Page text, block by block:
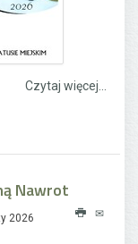
Czytaj więcej...
Nawrot
2026